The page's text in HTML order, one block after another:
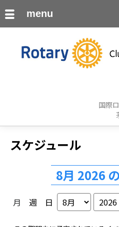
国際
スケジュール
8月 2026
月 週 日 月年
menu